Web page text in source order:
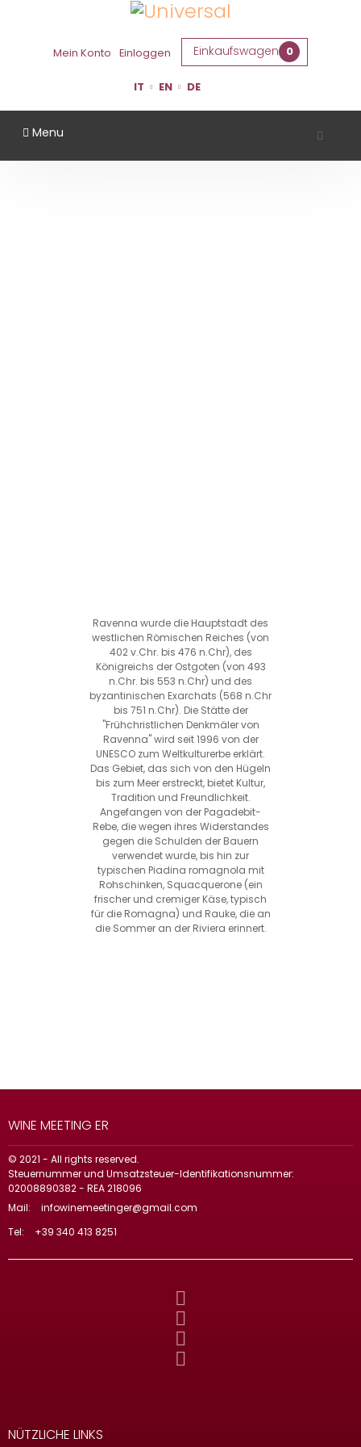
Mein Konto Einloggen Einkaufswagen 0
IT EN DE
Menu
Ravenna wurde die Hauptstadt des
westlichen Römischen Reiches (von
402 v.Chr. bis 476 n.Chr), des
Königreichs der Ostgoten (von 493
n.Chr. bis 553 n.Chr) und des
byzantinischen Exarchats (568 n.Chr
bis 751 n.Chr). Die Stätte der
"Frühchristlichen Denkmäler von
Ravenna" wird seit 1996 von der
UNESCO zum Weltkulturerbe erklärt.
Das Gebiet, das sich von den Hügeln
bis zum Meer erstreckt, bietet Kultur,
Tradition und Freundlichkeit.
Angefangen von der Pagadebit-
Rebe, die wegen ihres Widerstandes
gegen die Schulden der Bauern
verwendet wurde, bis hin zur
typischen Piadina romagnola mit
Rohschinken, Squacquerone (ein
frischer und cremiger Käse, typisch
für die Romagna) und Rauke, die an
die Sommer an der Riviera erinnert.
WINE MEETING ER
© 2021 - All rights reserved.
Steuernummer und Umsatzsteuer-Identifikationsnummer:
02008890382 - REA 218096
Mail:
infowinemeetinger@gmail.com
Tel:
+39 340 413 8251
NÜTZLICHE LINKS